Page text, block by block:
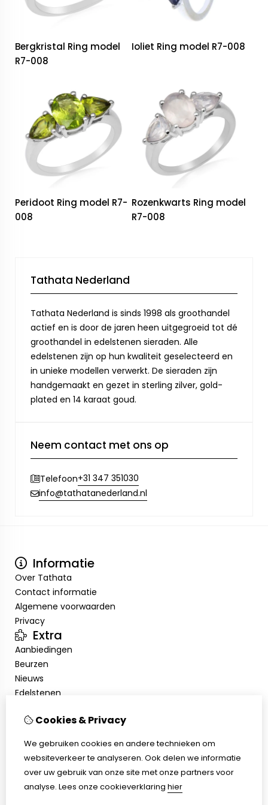
Bergkristal Ring model
R7-008
Ioliet Ring model R7-008
Peridoot Ring model R7-
008
Rozenkwarts Ring model
R7-008
Tathata Nederland
Tathata Nederland is sinds 1998 als groothandel
actief en is door de jaren heen uitgegroeid tot dé
groothandel in edelstenen sieraden. Alle
edelstenen zijn op hun kwaliteit geselecteerd en
in unieke modellen verwerkt. De sieraden zijn
handgemaakt en gezet in sterling zilver, gold-
plated en 14 karaat goud.
Neem contact met ons op
Telefoon+31 347 351030
info@tathatanederland.nl
Informatie
Over Tathata
Contact informatie
Algemene voorwaarden
Privacy
Extra
Aanbiedingen
Beurzen
Nieuws
Edelstenen
Mijn account
Bestelhistorie
Klantenservice
Contact
Cookies & Privacy
We gebruiken cookies en andere technieken om
websiteverkeer te analyseren. Ook delen we informatie
over uw gebruik van onze site met onze partners voor
analyse. Lees onze cookieverklaring hier